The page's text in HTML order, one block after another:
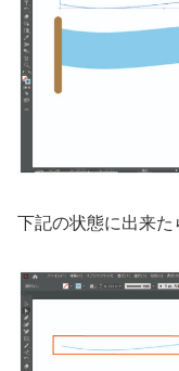
下記の状態に出来た